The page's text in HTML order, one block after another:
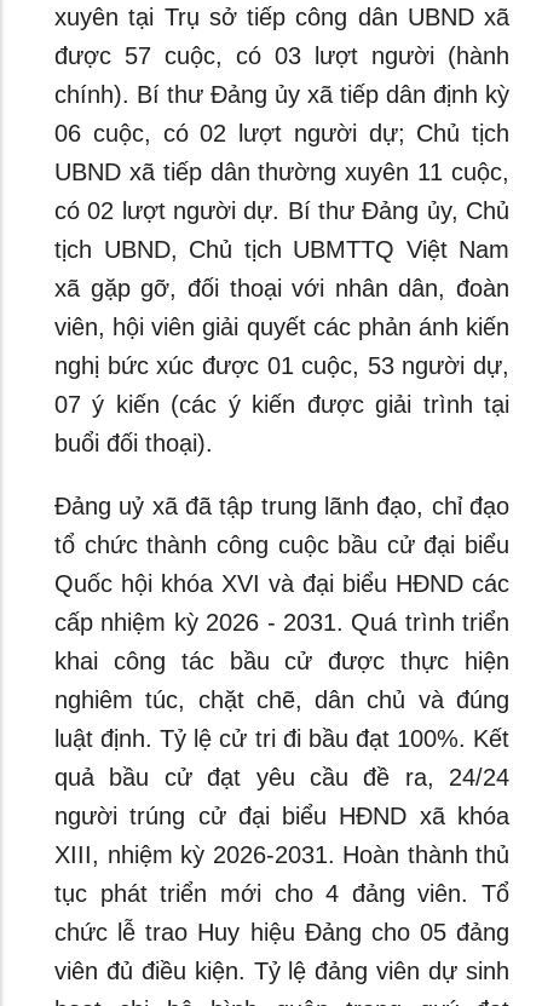
xuyên tại Trụ sở tiếp công dân UBND xã
được 57 cuộc, có 03 lượt người (hành
chính). Bí thư Đảng ủy xã tiếp dân định kỳ
06 cuộc, có 02 lượt người dự; Chủ tịch
UBND xã tiếp dân thường xuyên 11 cuộc,
có 02 lượt người dự. Bí thư Đảng ủy, Chủ
tịch UBND, Chủ tịch UBMTTQ Việt Nam
xã gặp gỡ, đối thoại với nhân dân, đoàn
viên, hội viên giải quyết các phản ánh kiến
nghị bức xúc được 01 cuộc, 53 người dự,
07 ý kiến (các ý kiến được giải trình tại
buổi đối thoại).
Đảng uỷ xã đã tập trung lãnh đạo, chỉ đạo
tổ chức thành công cuộc bầu cử đại biểu
Quốc hội khóa XVI và đại biểu HĐND các
cấp nhiệm kỳ 2026 - 2031. Quá trình triển
khai công tác bầu cử được thực hiện
nghiêm túc, chặt chẽ, dân chủ và đúng
luật định. Tỷ lệ cử tri đi bầu đạt 100%. Kết
quả bầu cử đạt yêu cầu đề ra, 24/24
người trúng cử đại biểu HĐND xã khóa
XIII, nhiệm kỳ 2026-2031. Hoàn thành thủ
tục phát triển mới cho 4 đảng viên. Tổ
chức lễ trao Huy hiệu Đảng cho 05 đảng
viên đủ điều kiện. Tỷ lệ đảng viên dự sinh